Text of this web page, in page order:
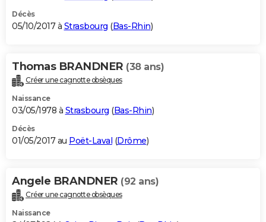
Décès
05/10/2017 à Strasbourg (Bas-Rhin)
Thomas BRANDNER (38 ans)
Créer une cagnotte obsèques
Naissance
03/05/1978 à Strasbourg (Bas-Rhin)
Décès
01/05/2017 au Poët-Laval (Drôme)
Angele BRANDNER (92 ans)
Créer une cagnotte obsèques
Naissance